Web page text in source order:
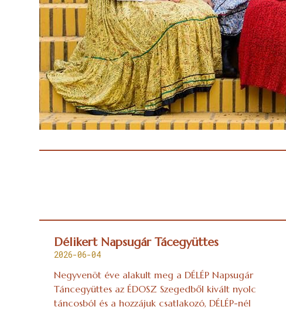
Délikert Napsugár Tácegyüttes
2026-06-04
Negyvenöt éve alakult meg a DÉLÉP Napsugár
Táncegyüttes az ÉDOSZ Szegedből kivált nyolc
táncosból és a hozzájuk csatlakozó, DÉLÉP-nél